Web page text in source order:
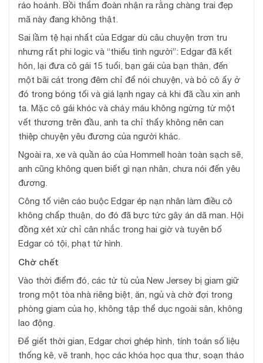
ráo hoảnh. Bồi thẩm đoàn nhận ra rằng chàng trai đẹp
mã này đang không thật.
Sai lầm tệ hại nhất của Edgar dù câu chuyện trơn tru
nhưng rất phi logic và “thiếu tình người”: Edgar đã kết
hôn, lại đưa cô gái 15 tuổi, bạn gái của bạn thân, đến
một bãi cát trong đêm chỉ để nói chuyện, và bỏ cô ấy ở
đó trong bóng tối và giá lạnh ngay cả khi đã cầu xin anh
ta. Mặc cô gái khóc và chảy máu không ngừng từ một
vết thương trên đầu, anh ta chỉ thấy không nên can
thiệp chuyện yêu đương của người khác.
Ngoài ra, xe và quần áo của Hommell hoàn toàn sạch sẽ,
anh cũng không quen biết gì nạn nhân, chưa nói đến yêu
đương.
Công tố viên cáo buộc Edgar ép nạn nhân làm điều cô
không chấp thuận, do đó đã bực tức gây án dã man. Hội
đồng xét xử chỉ cân nhắc trong hai giờ và tuyên bố
Edgar có tội, phạt tử hình.
Chờ chết
Vào thời điểm đó, các tử tù của New Jersey bị giam giữ
trong một tòa nhà riêng biệt, ăn, ngủ và chờ đợi trong
phòng giam của họ, không tập thể dục ngoài sân, không
lao động.
Để giết thời gian, Edgar chơi ghép hình, tính toán số liệu
thống kê, vẽ tranh, học các khóa học qua thư, soạn thảo